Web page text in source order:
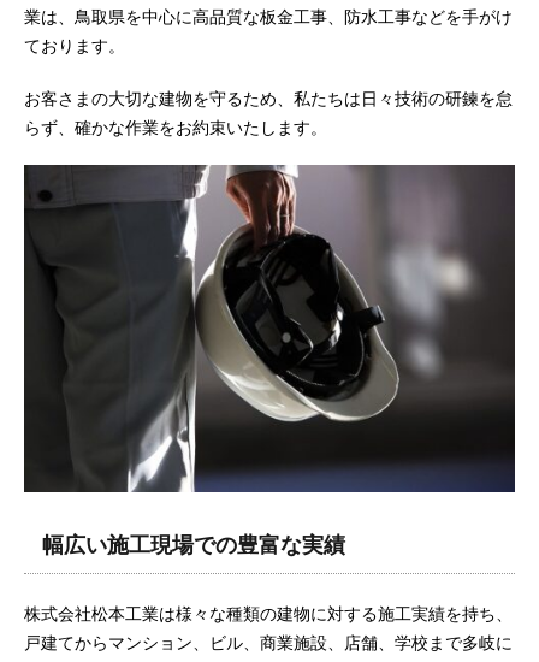
業は、鳥取県を中心に高品質な板金工事、防水工事などを手がけ
ております。
お客さまの大切な建物を守るため、私たちは日々技術の研鍊を怠
らず、確かな作業をお約束いたします。
幅広い施工現場での豊富な実績
株式会社松本工業は様々な種類の建物に対する施工実績を持ち、
戸建てからマンション、ビル、商業施設、店舗、学校まで多岐に